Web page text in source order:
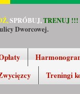
SPRÓBUJ,TRENUJ !!!
Dworcowej.
Treningi